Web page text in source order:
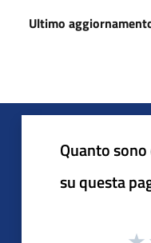
Ultimo
Quanto
su questa